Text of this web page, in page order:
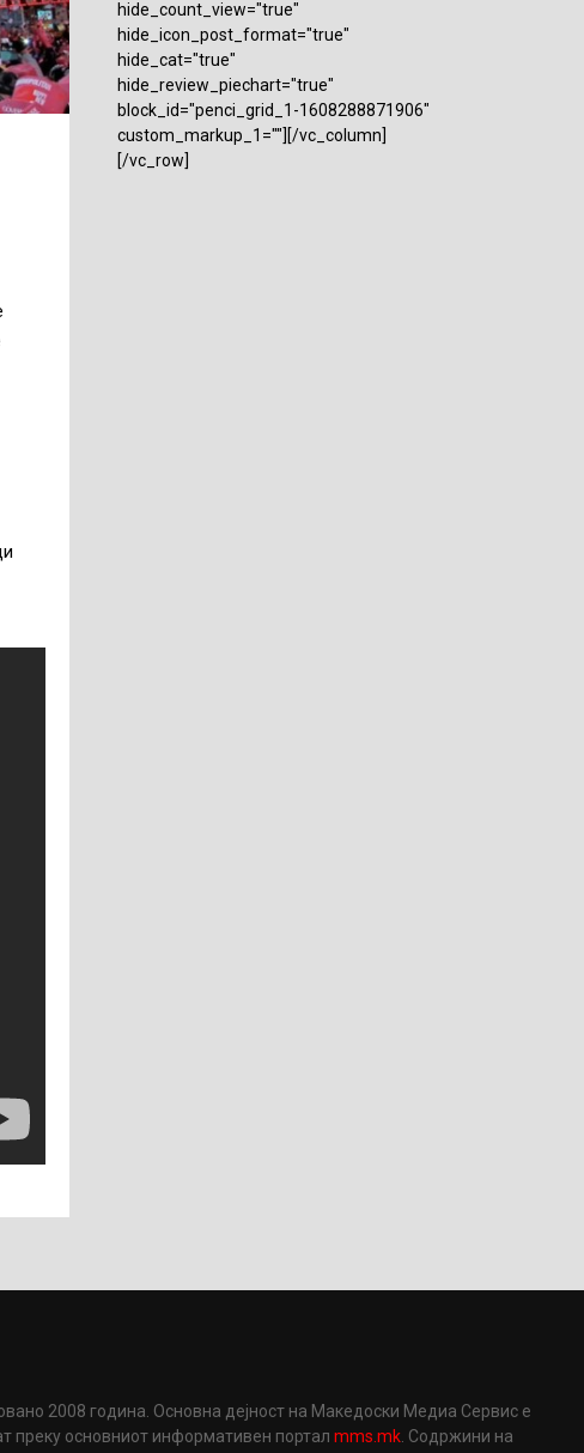
hide_count_view="true"
hide_icon_post_format="true"
hide_cat="true"
hide_review_piechart="true"
block_id="penci_grid_1-1608288871906"
custom_markup_1=""][/vc_column]
[/vc_row]
2008 година. Основна дејност на Македоски Медиа Сервис е
преку основниот информативен порталmms.mk . Содржини на